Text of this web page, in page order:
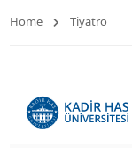
Home Tiyatro